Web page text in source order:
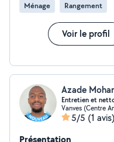
Ménage Rangement
Voir le profil
Azade
Entretien et
Vanves (Centre
5/5 (1 avis)
Présentation